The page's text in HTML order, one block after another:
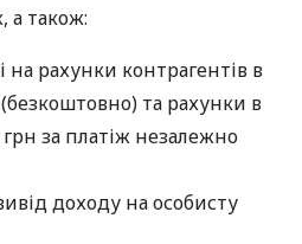
а також:
на рахунки контрагентів в
та рахунки в
за платіж незалежно
доходу на особисту